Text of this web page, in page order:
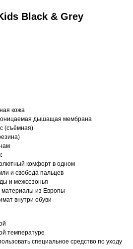
Black & Grey
кожа
дышащая мембрана
(съёмная)
комфорт в одном
и свобода пальцев
и межсезонья
материалы из Европы
внутри обуви
температуре
специальное средство по уходу